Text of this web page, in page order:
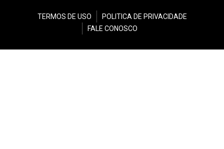
TERMOS DE USO
POLITICA DE PRIVACIDADE
FALE CONOSCO